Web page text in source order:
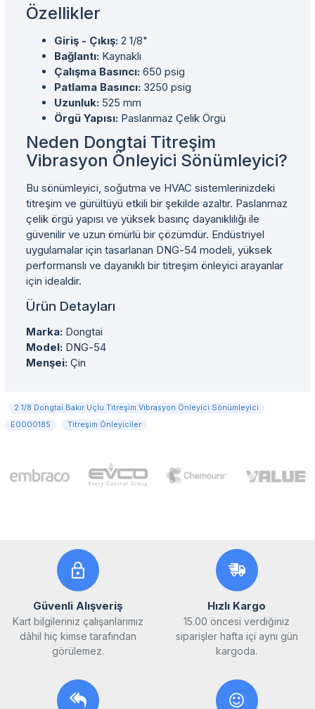
Özellikler
Giriş - Çıkış: 2 1/8"
Bağlantı: Kaynaklı
Çalışma Basıncı: 650 psig
Patlama Basıncı: 3250 psig
Uzunluk: 525 mm
Örgü Yapısı: Paslanmaz Çelik Örgü
Neden Dongtai Titreşim
Vibrasyon Önleyici Sönümleyici?
Bu sönümleyici, soğutma ve HVAC sistemlerinizdeki
titreşim ve gürültüyü etkili bir şekilde azaltır. Paslanmaz
çelik örgü yapısı ve yüksek basınç dayanıklılığı ile
güvenilir ve uzun ömürlü bir çözümdür. Endüstriyel
uygulamalar için tasarlanan DNG-54 modeli, yüksek
performanslı ve dayanıklı bir titreşim önleyici arayanlar
için idealdir.
Ürün Detayları
Marka: Dongtai
Model: DNG-54
Menşei: Çin
2 1/8 Dongtai Bakır Uçlu Titreşim Vibrasyon Önleyici Sönümleyici
E0000185
Titreşim Önleyiciler
Güvenli Alışveriş
Kart bilgileriniz çalışanlarımız
dâhil hiç kimse tarafından
görülemez.
Hızlı Kargo
15.00 öncesi verdiğiniz
siparişler hafta içi aynı gün
kargoda.